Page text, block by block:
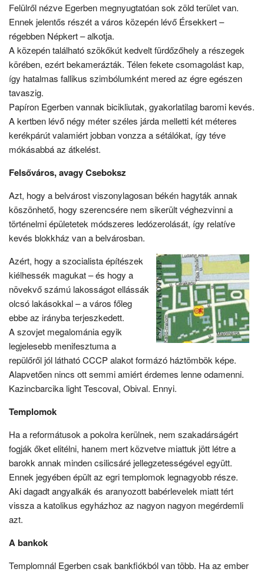
Felülről nézve Egerben megnyugtatóan sok zöld terület van.
Ennek jelentős részét a város közepén lévő Érsekkert –
régebben Népkert – alkotja.
A közepén található szökőkút kedvelt fürdőzőhely a részegek
körében, ezért bekamerázták. Télen fekete csomagolást kap,
így hatalmas fallikus szimbólumként mered az égre egészen
tavaszig.
Papíron Egerben vannak bicikliutak, gyakorlatilag baromi kevés.
A kertben lévő négy méter széles járda melletti két méteres
kerékpárút valamiért jobban vonzza a sétálókat, így téve
mókásabbá az átkelést.
Felsőváros, avagy Cseboksz
Azt, hogy a belvárost viszonylagosan békén hagyták annak
köszönhető, hogy szerencsére nem sikerült véghezvinni a
történelmi épületetek módszeres ledózerolását, így relatíve
kevés blokkház van a belvárosban.
Azért, hogy a szocialista építészek
kiélhessék magukat – és hogy a
növekvő számú lakosságot ellássák
olcsó lakásokkal – a város főleg
ebbe az irányba terjeszkedett.
A szovjet megalománia egyik
legjelesebb menifesztuma a
repülőről jól látható CCCP alakot formázó háztömbök képe.
Alapvetően nincs ott semmi amiért érdemes lenne odamenni.
Kazincbarcika light Tescoval, Obival. Ennyi.
Templomok
Ha a reformátusok a pokolra kerülnek, nem szakadárságért
fogják őket elitélni, hanem mert közvetve miattuk jött létre a
barokk annak minden csilicsáré jellegzetességével együtt.
Ennek jegyében épült az egri templomok legnagyobb része.
Aki dagadt angyalkák és aranyozott babérlevelek miatt tért
vissza a katolikus egyházhoz az nagyon nagyon megérdemli
azt.
A bankok
Templomnál Egerben csak bankfiókból van több. Ha az ember